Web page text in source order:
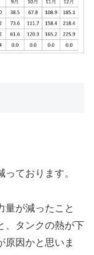
ております。
量が減ったこと
、タンクの熱が下
原因かと思いま